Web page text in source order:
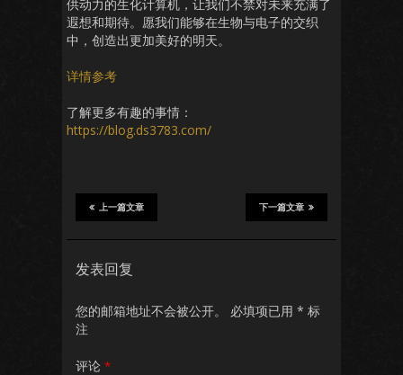
供动力的生化计算机，让我们不禁对未来充满了
遐想和期待。愿我们能够在生物与电子的交织
中，创造出更加美好的明天。
详情参考
了解更多有趣的事情：
https://blog.ds3783.com/
下一篇文章
上一篇文章
发表回复
您的邮箱地址不会被公开。 必填项已用 * 标
注
评论 *